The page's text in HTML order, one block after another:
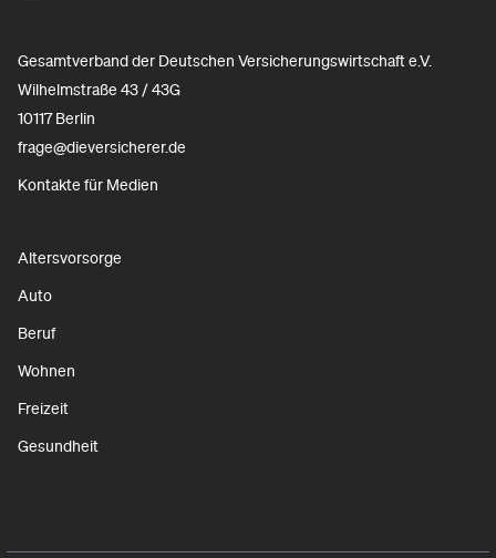
Gesamtverband der Deutschen Versicherungswirtschaft e.V.
Wilhelmstraße 43 / 43G
10117 Berlin
frage@dieversicherer.de
Kontakte für Medien
Altersvorsorge
Auto
Beruf
Wohnen
Freizeit
Gesundheit